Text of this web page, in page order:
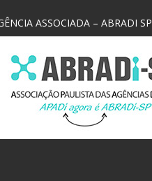
ASSOCIADA – ABRADI SP